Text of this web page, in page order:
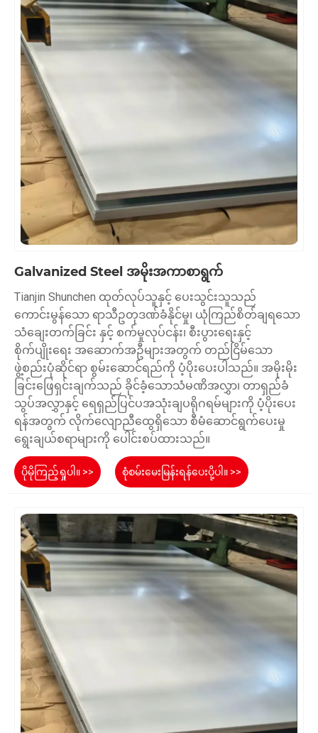
Galvanized Steel အမိုးအကာစာရွက်
Tianjin Shunchen ထုတ်လုပ်သူနှင့် ပေးသွင်းသူသည်
ကောင်းမွန်သော ရာသီဥတုဒဏ်ခံနိုင်မှု၊ ယုံကြည်စိတ်ချရသော
သံချေးတက်ခြင်း နှင့် စက်မှုလုပ်ငန်း၊ စီးပွားရေးနှင့်
စိုက်ပျိုးရေး အဆောက်အဦများအတွက် တည်ငြိမ်သော
ဖွဲ့စည်းပုံဆိုင်ရာ စွမ်းဆောင်ရည်ကို ပံ့ပိုးပေးပါသည်။ အမိုးမိုး
ခြင်းဖြေရှင်းချက်သည် ခိုင်ခံ့သောသံမဏိအလွှာ၊ တာရှည်ခံ
သွပ်အလွှာနှင့် ရေရှည်ပြင်ပအသုံးချပရိုဂရမ်များကို ပံ့ပိုးပေး
ရန်အတွက် လိုက်လျောညီထွေရှိသော စီမံဆောင်ရွက်ပေးမှု
ရွေးချယ်စရာများကို ပေါင်းစပ်ထားသည်။
ပိုမိုကြည့်ရှုပါ။ >> စုံစမ်းမေးမြန်းရန်ပေးပို့ပါ။ >>